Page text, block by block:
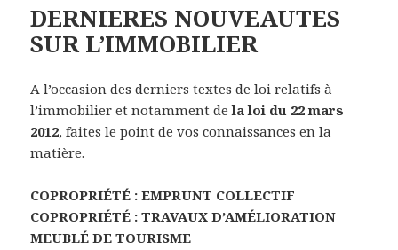
DERNIERES NOUVEAUTES
SUR L’IMMOBILIER
A l’occasion des derniers textes de loi relatifs à
l’immobilier et notamment dela loi du 22 mars
2012, faites le point de vos connaissances en la
matière.
COPROPRIÉTÉ : EMPRUNT COLLECTIF
COPROPRIÉTÉ : TRAVAUX D’AMÉLIORATION
MEUBLÉ DE TOURISME